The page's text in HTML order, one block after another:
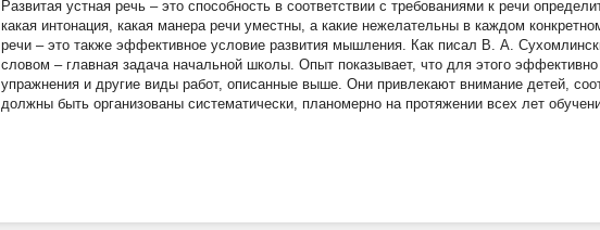
Развитая устная речь – это способность в соответствии с требованиями к речи
какая интонация, какая манера речи уместны, а какие нежелательны в каждом
речи – это также эффективное условие развития мышления. Как писал В. А.
словом – главная задача начальной школы. Опыт показывает, что для этого
упражнения и другие виды работ, описанные выше. Они привлекают внимание детей,
должны быть организованы систематически, планомерно на протяжении всех лет